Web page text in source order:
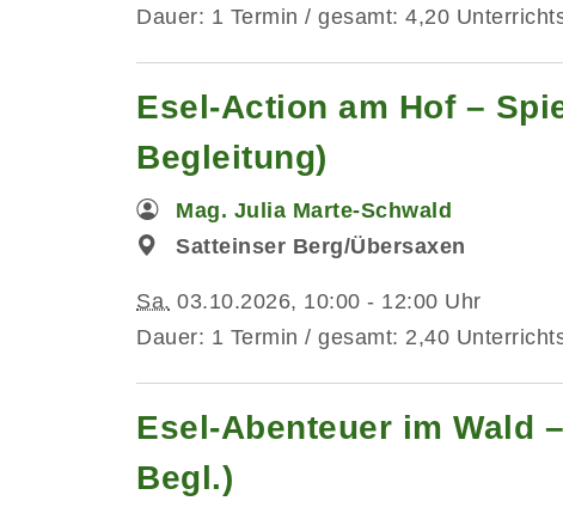
Dauer: 1 Termin / gesamt: 4,20
Esel-Action am Hof –
Begleitung)
Mag. Julia Marte-Schwald
Satteinser Berg/Übersaxen
Sa. 03.10.2026, 10:00 - 12:00 Uhr
Dauer: 1 Termin / gesamt: 2,40
Esel-Abenteuer im Wald
Begl.)